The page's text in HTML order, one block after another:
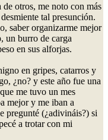
otros, me noto con más
tal presunción.
saber organizarme mejor
un burro de carga
en sus alforjas.
en gripes, catarros y
¿no? y este año fue una
me tuvo un mes
mejor y me iban a
pregunté (¿adivináis?) si
a trotar con mi